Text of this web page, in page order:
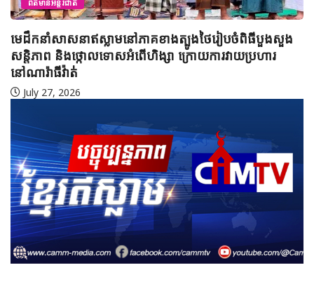
ព័ត៌មានអន្តរជាតិ
មេដឹកនាំសាសនាឥស្លាមនៅភាគខាងត្បូងថៃរៀបចំពិធីបួងសួង
សន្តិភាព និងថ្កោលទោសអំពើហិង្សា ក្រោយការវាយប្រហារ
នៅណារ៉ាធីវ៉ាត់
July 27, 2026